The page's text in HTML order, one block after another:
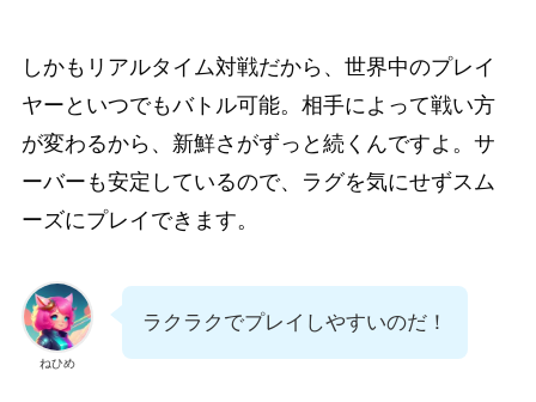
しかもリアルタイム対戦だから、世界中のプレイ
ヤーといつでもバトル可能。相手によって戦い方
が変わるから、新鮮さがずっと続くんですよ。サ
ーバーも安定しているので、ラグを気にせずスム
ーズにプレイできます。
ねひめ
ラクラクでプレイしやすいのだ！